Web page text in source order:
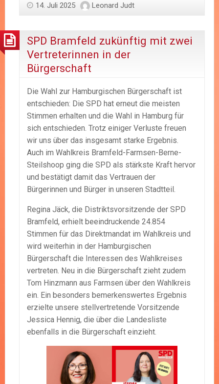
14. Juli 2025 Leonard Judt
SPD Bramfeld zukünftig mit zwei
Vertreterinnen in der
Bürgerschaft
Die Wahl zur Hamburgischen Bürgerschaft ist
entschieden: Die SPD hat erneut die meisten
Stimmen erhalten und die Wahl in Hamburg für
sich entschieden. Trotz einiger Verluste freuen
wir uns über das insgesamt starke Ergebnis.
Auch im Wahlkreis Bramfeld-Farmsen-Berne-
Steilshoop ging die SPD als stärkste Kraft hervor
und bestätigt damit das Vertrauen der
Bürgerinnen und Bürger in unseren Stadtteil.
Regina Jäck, die Distriktsvorsitzende der SPD
Bramfeld, erhielt beeindruckende 24.854
Stimmen für das Direktmandat im Wahlkreis und
wird weiterhin in der Hamburgischen
Bürgerschaft die Interessen des Wahlkreises
vertreten. Neu in die Bürgerschaft zieht zudem
Tom Hinzmann aus Farmsen über den Wahlkreis
ein. Ein besonders bemerkenswertes Ergebnis
erzielte unsere stellvertretende Vorsitzende
Jessica Hennig, die über die Landesliste
ebenfalls in die Bürgerschaft einzieht.